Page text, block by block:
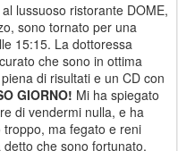
lussuoso ristorante DOME,
sono tornato per una
15:15. La dottoressa
che sono in ottima
di risultati e un CD con
GIORNO! Mi ha spiegato
di vendermi nulla, e ha
ma fegato e reni
che sono fortunato,